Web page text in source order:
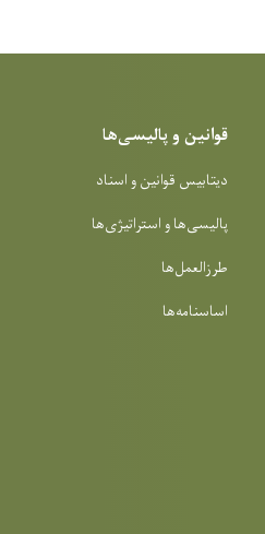
قوانین و پالیسی‌ها
دیتابیس قوانین و اسناد
پالیسی‌ها و استراتیژی‌ها
طرزالعمل‌ها
اساسنامه‌ها